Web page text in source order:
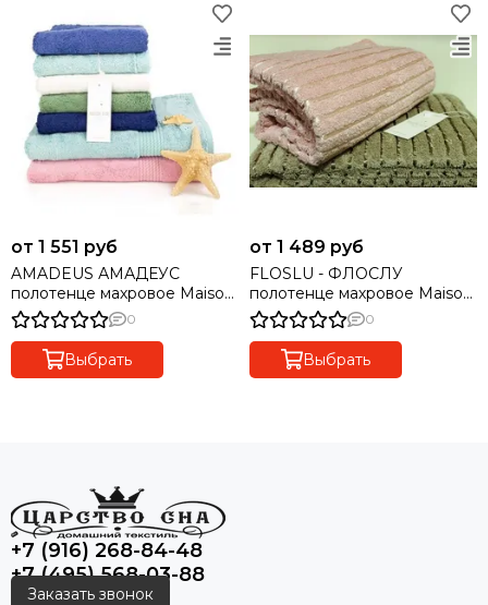
от 1 551 руб
AMADEUS АМАДЕУС
полотенце махровое Maison
Dor Турция
0
Выбрать
от 1 489 руб
FLOSLU - ФЛОСЛУ
полотенце махровое Maison
Dor(Турция)
0
Выбрать
+7 (916) 268-84-48
+7 (495) 568-03-88
Заказать звонок